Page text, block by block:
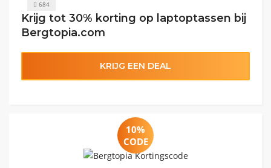
684
Krijg tot 30% korting op laptoptassen bij
Bergtopia.com
KRIJG EEN DEAL
10%
CODE